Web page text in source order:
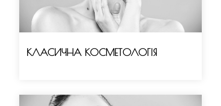
КЛАСИЧНА КОСМЕТОЛОГІЯ